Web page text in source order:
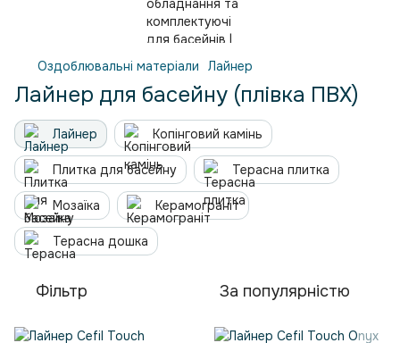
Оздоблювальні матеріали Лайнер
Лайнер для басейну (плівка ПВХ)
Лайнер Копінговий камінь
Плитка для басейну Терасна плитка
Мозаїка Керамограніт
Терасна дошка
Фільтр За популярністю